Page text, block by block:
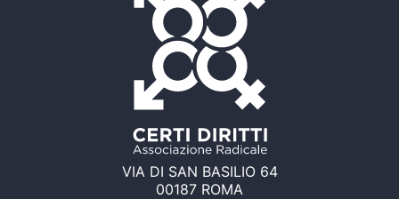
VIA DI SAN BASILIO 64
00187 ROMA